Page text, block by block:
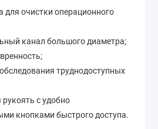
для очистки операционного
канал большого диаметра;
труднодоступных
с удобно
кнопками быстрого доступа.